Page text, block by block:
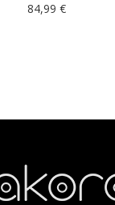
84,99 €